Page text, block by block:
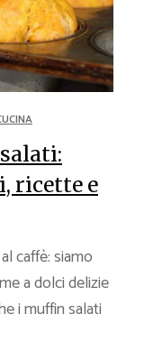
ricette e
caffè: siamo
a dolci delizie
i muffin salati